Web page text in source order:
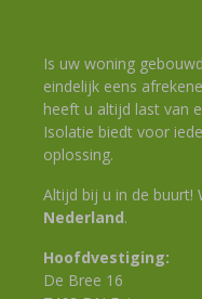
Is uw woning
eindelijk eens
heeft u altijd last van
Isolatie biedt voor
oplossing.
Altijd bij u in de buurt!
Nederland.
Hoofdvestiging:
De Bree 16